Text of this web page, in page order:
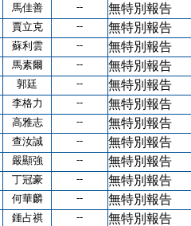
馬佳善 -- 無特別報告
賈立克 -- 無特別報告
蘇利雲 -- 無特別報告
馬素爾 -- 無特別報告
郭廷 -- 無特別報告
李格力 -- 無特別報告
高雅志 -- 無特別報告
查汝誠 -- 無特別報告
嚴顯強 -- 無特別報告
丁冠豪 -- 無特別報告
何華麟 -- 無特別報告
鍾占祺 -- 無特別報告